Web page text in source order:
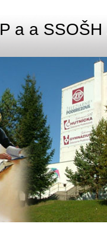
a a SSOŠH